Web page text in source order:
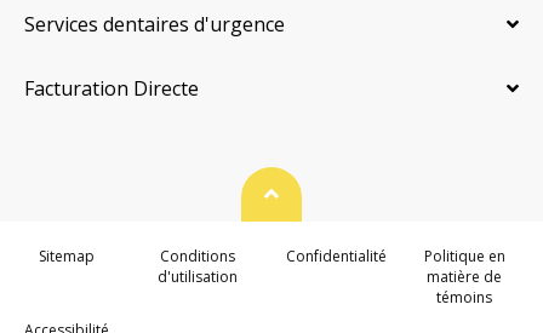
Services dentaires d'urgence
Facturation Directe
Haut de page
Sitemap
Conditions
d'utilisation
Confidentialité
Politique en
matière de
témoins